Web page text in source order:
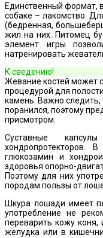
Единственный формат,
собаке – лакомство.
(бедренная,
жил на них. Питомец
элемент игры
натренировать
К сведению!
Жевание костей может
процедурой для
камень. Важно следить,
поранился, поэтому
присмотром.
Суставные
хондропротекторов.
глюкозамин и
здоровья опорно-
Поэтому для них
породам пользы от
Шкура лошади имеет
употребление не
переварить кожу коня,
желудка или в